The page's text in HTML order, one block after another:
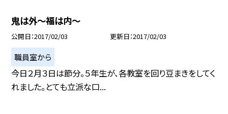
鬼は外〜福は内〜
公開日 2017/02/03 更新日 2017/02/03
職員室から
今日２月３日は節分。５年生が、各教室を回り豆まきをしてく
れました。とても立派な口...